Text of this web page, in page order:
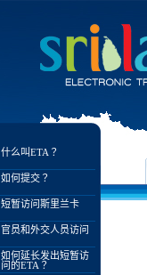
什么叫ETA？
如何提交？
短暂访问斯里兰卡
官员和外交人员访问
如何延长发出短暂访
问的ETA？